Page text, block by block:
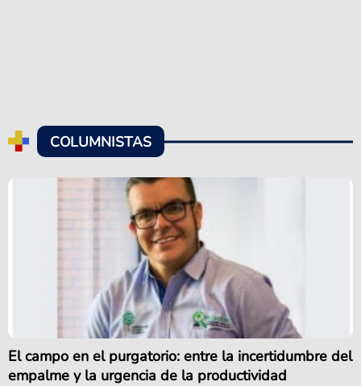
COLUMNISTAS
El campo en el purgatorio: entre la incertidumbre del
empalme y la urgencia de la productividad